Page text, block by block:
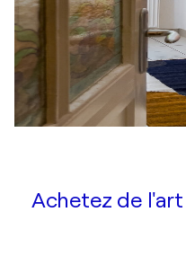
Achetez de